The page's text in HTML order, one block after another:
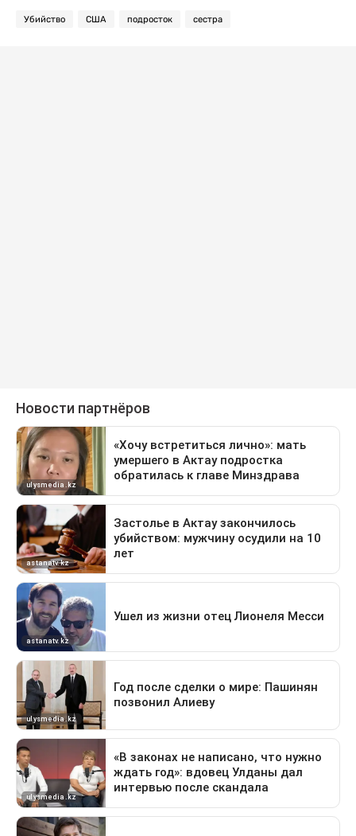
Убийство США подросток сестра